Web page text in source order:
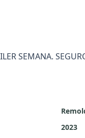
SEMANA.
2023